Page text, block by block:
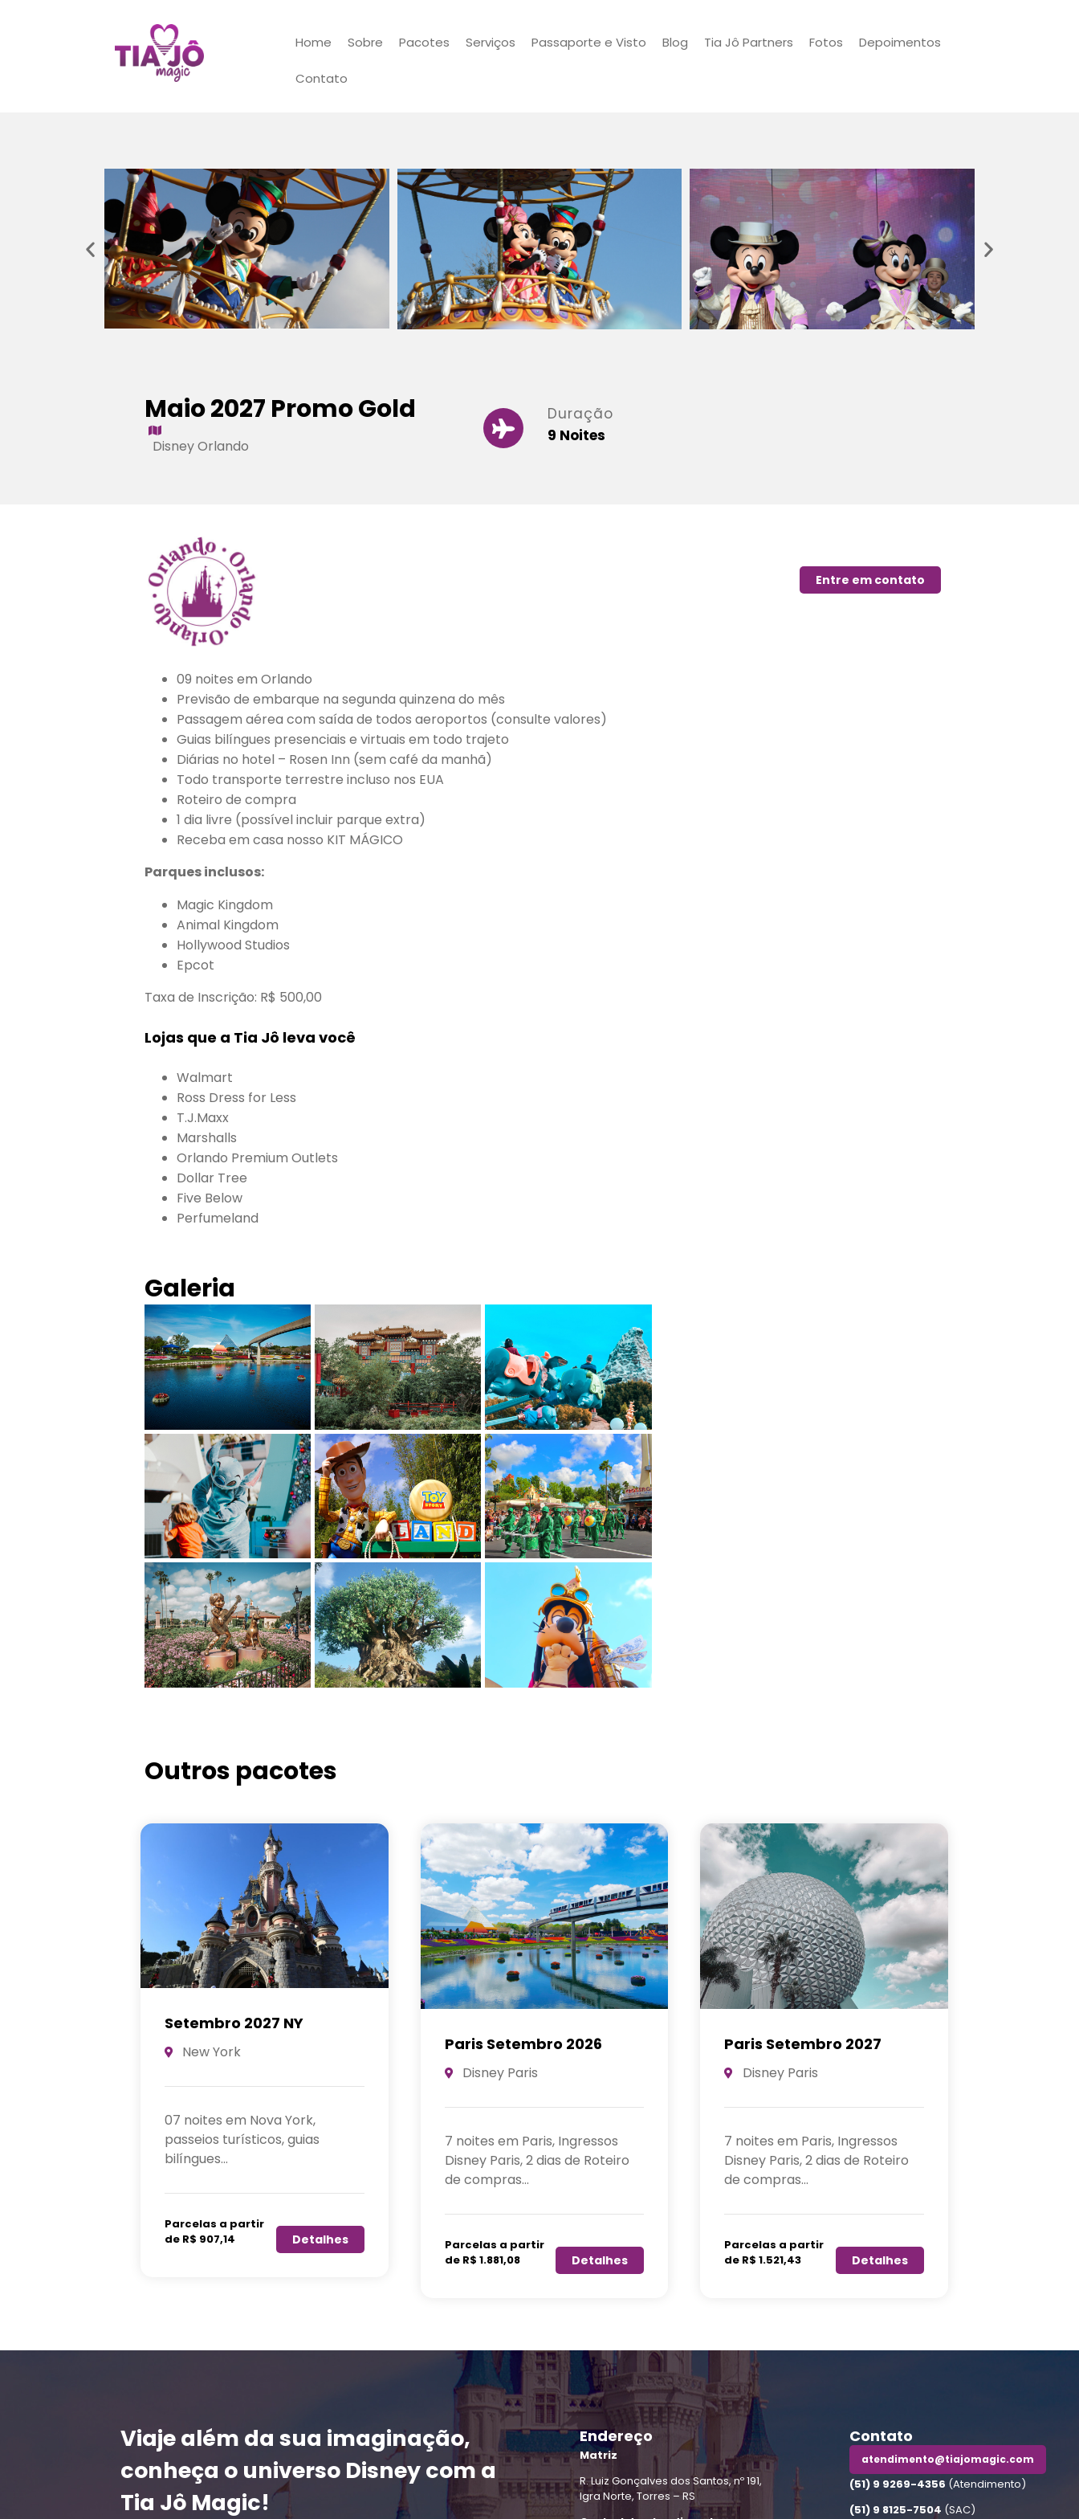
Home Sobre Pacotes Serviços Passaporte e Visto Blog Tia Jô Partners Fotos Depoimentos
Contato
Maio 2027 Promo Gold
Disney Orlando
Duração
9 Noites
09 noites em Orlando
Previsão de embarque na segunda quinzena do mês
Passagem aérea com saída de todos aeroportos (consulte valores)
Guias bilíngues presenciais e virtuais em todo trajeto
Diárias no hotel – Rosen Inn (sem café da manhã)
Todo transporte terrestre incluso nos EUA
Roteiro de compra
1 dia livre (possível incluir parque extra)
Receba em casa nosso KIT MÁGICO
Parques inclusos:
Magic Kingdom
Animal Kingdom
Hollywood Studios
Epcot
Taxa de Inscrição: R$ 500,00
Lojas que a Tia Jô leva você
Walmart
Ross Dress for Less
T.J.Maxx
Marshalls
Orlando Premium Outlets
Dollar Tree
Five Below
Perfumeland
Entre em contato
Galeria
Outros pacotes
Paris Setembro 2026
7 noites em Paris, Ingressos
Disney Paris, 2 dias de Roteiro
Parcelas a partir
Paris Setembro 2027
Disney Paris
7 noites em Paris, Ingressos
Disney Paris, 2 dias de Roteiro
de compras...
Parcelas a partir
de R$ 1.521,43
Detalhes
Paris Abril 2028
Disney Paris
7 noites em Paris, Ingressos
Disney Paris, 2 dias de Roteiro
de compras...
Parcelas a partir
de R$ 1.094,86
Detalhes
Viaje além da sua imaginação,
conheça o universo Disney com a
Tia Jô Magic!
Endereço
Matriz
R. Luiz Gonçalves dos Santos, nº 191,
Igra Norte, Torres – RS
Contato
atendimento@tiajomagic.com
(51) 9 9269-4356 (Atendimento)
(51) 9 8125-7504 (SAC)